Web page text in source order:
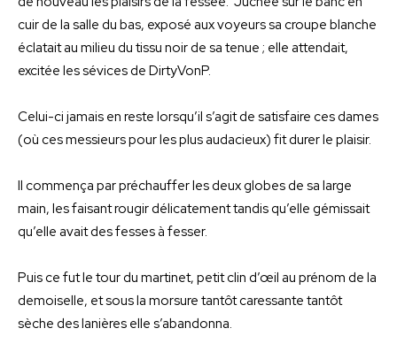
cuir de la salle du bas, exposé aux voyeurs sa croupe blanche
éclatait au milieu du tissu noir de sa tenue ; elle attendait,
excitée les sévices de DirtyVonP.
Celui-ci jamais en reste lorsqu’il s’agit de satisfaire ces dames
(où ces messieurs pour les plus audacieux) fit durer le plaisir.
Il commença par préchauffer les deux globes de sa large
main, les faisant rougir délicatement tandis qu’elle gémissait
qu’elle avait des fesses à fesser.
Puis ce fut le tour du martinet, petit clin d’œil au prénom de la
demoiselle, et sous la morsure tantôt caressante tantôt
sèche des lanières elle s’abandonna.